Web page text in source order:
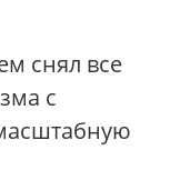
снял все
с